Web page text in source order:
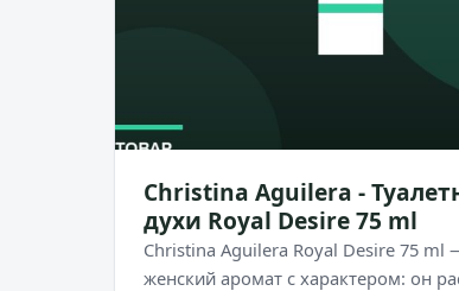
Christina Aguilera -
духи Royal Desire 75 ml
Christina Aguilera Royal Desire 75 ml
женский аромат с характером: он